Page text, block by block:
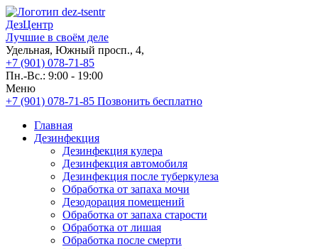
ДезЦентр
Лучшие в своём деле
Удельная, Южный просп., 4,
+7 (901) 078-71-85
Пн.-Вс.: 9:00 - 19:00
Меню
+7 (901) 078-71-85 Позвонить бесплатно
Главная
Дезинфекция
Дезинфекция кулера
Дезинфекция автомобиля
Дезинфекция после туберкулеза
Обработка от запаха мочи
Дезодорация помещений
Обработка от запаха старости
Обработка от лишая
Обработка после смерти